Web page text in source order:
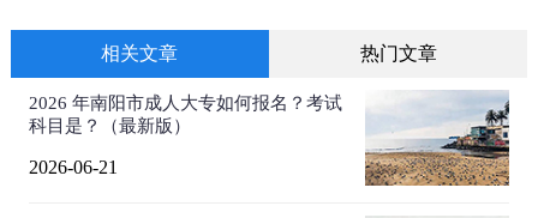
相关文章 热门文章
2026 年南阳市成人大专如何报名？考试
科目是？（最新版）
2026-06-21